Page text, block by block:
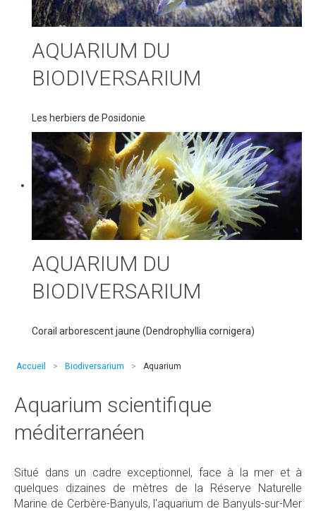
AQUARIUM DU
BIODIVERSARIUM
Les herbiers de Posidonie
AQUARIUM DU
BIODIVERSARIUM
Corail arborescent jaune (Dendrophyllia cornigera)
Accueil > Biodiversarium > Aquarium
Aquarium scientifique
méditerranéen
Situé dans un cadre exceptionnel, face à la mer et à
quelques dizaines de mètres de la Réserve Naturelle
Marine de Cerbère-Banyuls, l'aquarium de Banyuls-sur-Mer